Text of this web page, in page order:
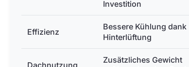
Investition
Effizienz
Bessere Kühlung dank
Hinterlüftung
Zusätzliches Gewicht